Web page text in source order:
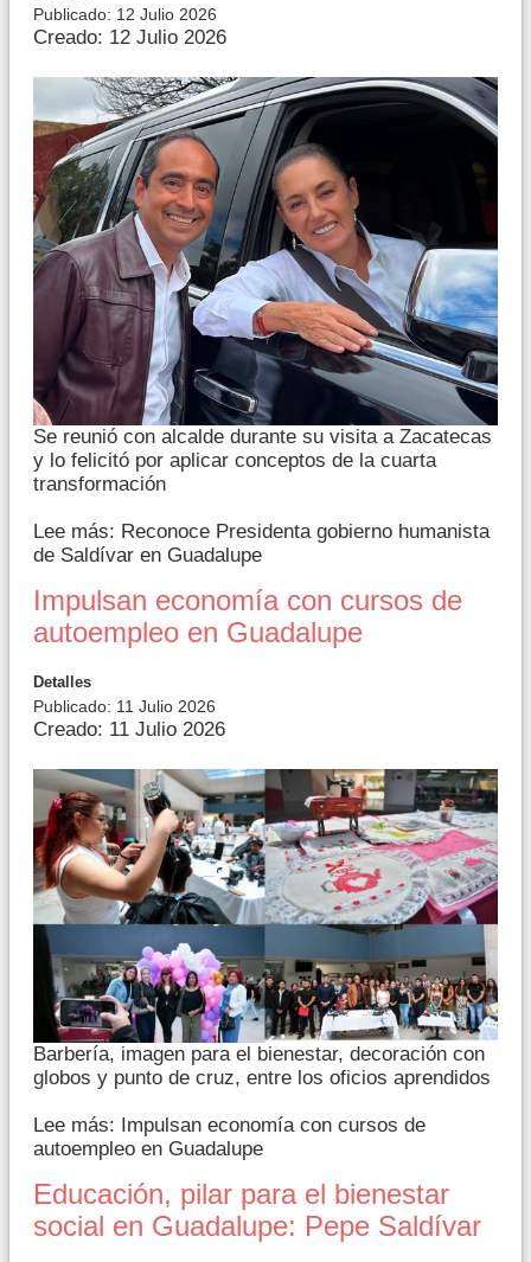
Publicado: 12 Julio 2026
Creado: 12 Julio 2026
Se reunió con alcalde durante su visita a Zacatecas
y lo felicitó por aplicar conceptos de la cuarta
transformación
Lee más: Reconoce Presidenta gobierno humanista
de Saldívar en Guadalupe
Impulsan economía con cursos de
autoempleo en Guadalupe
Detalles
Publicado: 11 Julio 2026
Creado: 11 Julio 2026
Barbería, imagen para el bienestar, decoración con
globos y punto de cruz, entre los oficios aprendidos
Lee más: Impulsan economía con cursos de
autoempleo en Guadalupe
Educación, pilar para el bienestar
social en Guadalupe: Pepe Saldívar